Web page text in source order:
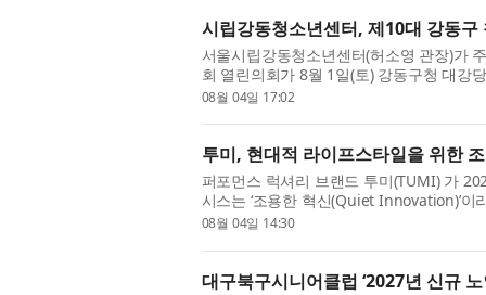
시립강동청소년센터, 제10대 강동구
서울시립강동청소년센터(허소영 관장)가
회 열린의회가 8월 1일(토) 강동구청 대강
시작으로 강동구의 청소년 정책 참여 활동
08월 04일 17:02
투미, 현대적 라이프스타일을 위한
퍼포먼스 럭셔리 브랜드 투미(TUMI) 가
시스는 ‘조용한 혁신(Quiet Innovation)’
부드럽고 가벼운 나일론 소재를 적용한 컬
08월 04일 14:30
대구북구시니어클럽 ‘2027년 신규